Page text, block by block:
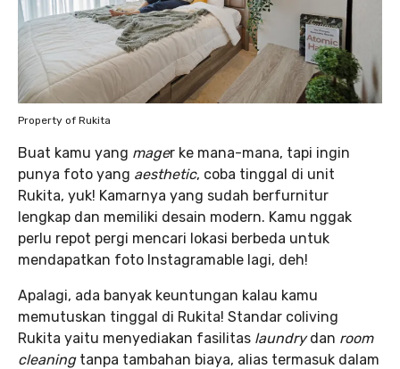
Property of Rukita
Buat kamu yang mager ke mana-mana, tapi ingin
punya foto yang aesthetic, coba tinggal di unit
Rukita, yuk! Kamarnya yang sudah berfurnitur
lengkap dan memiliki desain modern. Kamu nggak
perlu repot pergi mencari lokasi berbeda untuk
mendapatkan foto Instagramable lagi, deh!
Apalagi, ada banyak keuntungan kalau kamu
memutuskan tinggal di Rukita! Standar coliving
Rukita yaitu menyediakan fasilitas laundrydan room
cleaningtanpa tambahan biaya, alias termasuk dalam